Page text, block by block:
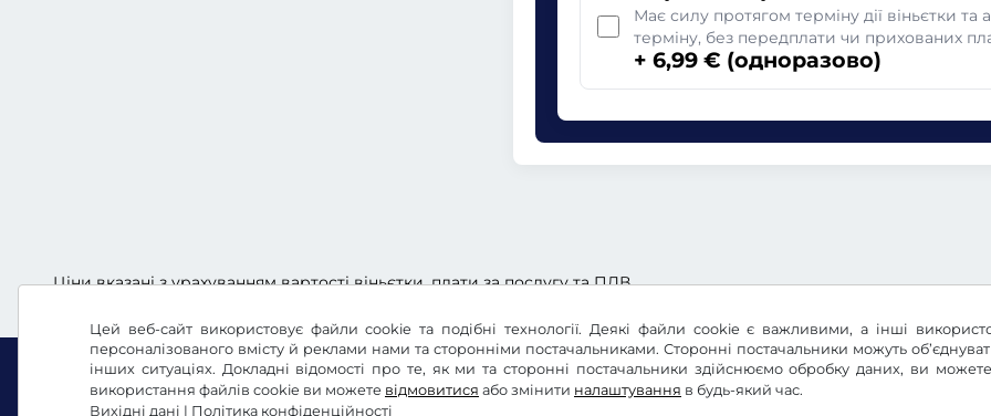
Цей веб-сайт використовує файли cookie та подібні технології. Деякі файли cookie є важливими, а інші
персоналізованого вмісту й реклами нами та сторонніми постачальниками. Сторонні постачальники можуть
інших ситуаціях. Докладні відомості про те, як ми та сторонні постачальники здійснюємо обробку даних, ви
використання файлів cookie ви можете відмовитися або змінити налаштування в будь-який час.
Вихідні дані | Політика конфіденційності
Має силу протягом терміну дії віньєтки та
терміну, без передплати чи прихованих
+ 6,99 € (одноразово)
Ціни вказані з урахуванням вартості віньєтки, плати за послугу та ПДВ.